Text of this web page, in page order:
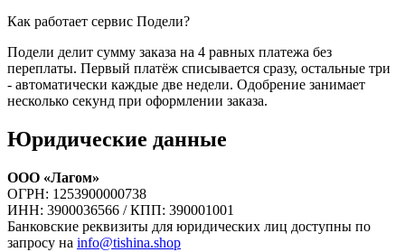
Как работает сервис Подели?
Подели делит сумму заказа на 4 равных платежа без
переплаты. Первый платёж списывается сразу, остальные три
- автоматически каждые две недели. Одобрение занимает
несколько секунд при оформлении заказа.
Юридические данные
ООО «Лагом»
ОГРН: 1253900000738
ИНН: 3900036566 / КПП: 390001001
Банковские реквизиты для юридических лиц доступны по
запросу на info@tishina.shop